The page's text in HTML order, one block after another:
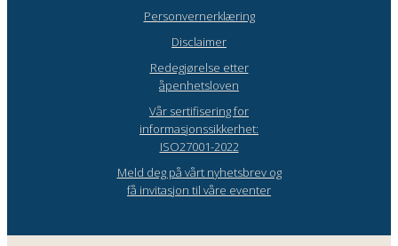
Personvernerklæring
Disclaimer
Redegjørelse etter
åpenhetsloven
Vår sertifisering for
informasjonssikkerhet:
ISO27001-2022
Meld deg på vårt nyhetsbrev og
få invitasjon til våre eventer